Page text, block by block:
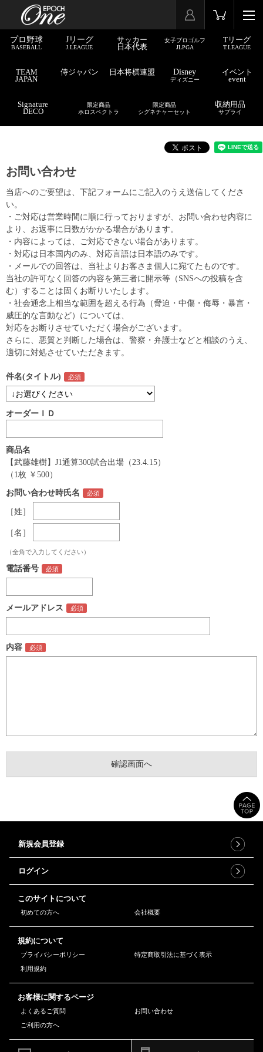
プロ野球
BASEBALL
Jリーグ
J.LEAGUE
サッカー
日本代表
女子プロゴルフ
JLPGA
Tリーグ
T.LEAGUE
TEAM
JAPAN
侍ジャパン 日本将棋連盟 Disney
ディズニー
イベント
event
Signature
DECO
限定商品
ホロスペクトラ
限定商品
シグネチャーセット
収納用品
サプライ
お問い合わせ
当店へのご要望は、下記フォームにご記入のうえ送信してくださ
い。
・ご対応は営業時間に順に行っておりますが、お問い合わせ内容に
より、お返事に日数がかかる場合があります。
・内容によっては、ご対応できない場合があります。
・対応は日本国内のみ、対応言語は日本語のみです。
・メールでの回答は、当社よりお客さま個人に宛てたものです。
当社の許可なく回答の内容を第三者に開示等（SNSへの投稿を含
む）することは固くお断りいたします。
・社会通念上相当な範囲を超える行為（脅迫・中傷・侮辱・暴言・
威圧的な言動など）については、
対応をお断りさせていただく場合がございます。
さらに、悪質と判断した場合は、警察・弁護士などと相談のうえ、
適切に対処させていただきます。
件名(タイトル)
オーダーＩＤ
商品名
【武藤雄樹】J1通算300試合出場（23.4.15）
（1枚 ￥500）
お問い合わせ時氏名
［姓］
［名］
（全角で入力してください）
電話番号
メールアドレス
内容
新規会員登録
ログイン
このサイトについて
初めての方へ 会社概要
規約について
プライバシーポリシー
特定商取引法に基づく表示
利用規約
お客様に関するページ
よくあるご質問
お問い合わせ
ご利用の方へ